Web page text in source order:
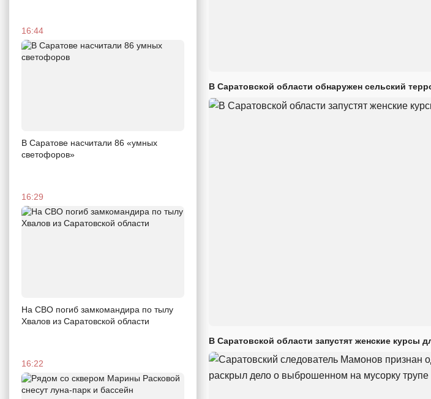
16:44
В Саратове насчитали 86 «умных
светофоров»
16:29
На СВО погиб замкомандира по тылу
Хвалов из Саратовской области
16:22
В Саратовской области обнаружен сельский
В Саратовской области запустят женские курсы